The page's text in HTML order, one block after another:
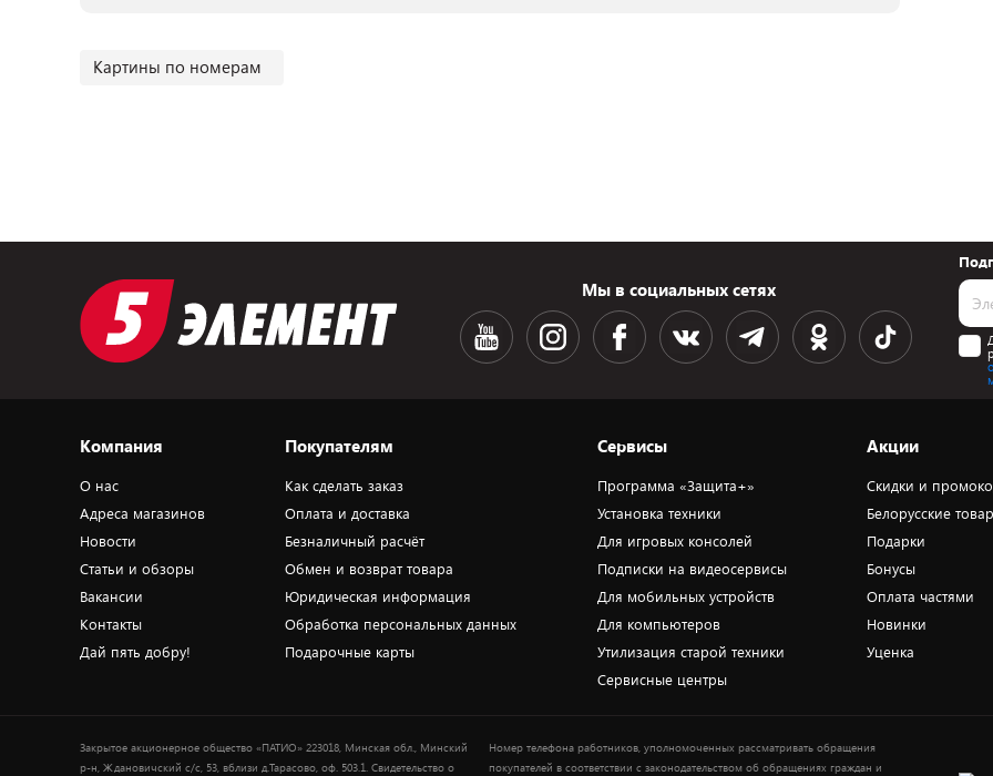
Картины по номерам
Мы в социальных сетях
Компания
О нас
Адреса магазинов
Новости
Статьи и обзоры
Вакансии
Контакты
Дай пять добру!
Покупателям
Как сделать заказ
Оплата и доставка
Безналичный расчёт
Обмен и возврат товара
Юридическая информация
Обработка персональных данных
Подарочные карты
Сервисы
Программа «Защита+»
Установка техники
Для игровых консолей
Подписки на видеосервисы
Для мобильных устройств
Для компьютеров
Утилизация старой техники
Сервисные центры
Акции
Скидки и
Белорусские
Подарки
Бонусы
Оплата частями
Новинки
Уценка
Закрытое акционерное общество «ПАТИО» 223018, Минская обл., Минский
р-н, Ждановичский с/с, 53, вблизи д.Тарасово, оф. 503.1. Свидетельство о
Номер телефона работников, уполномоченных рассматривать обращения
покупателей в соответствии с законодательством об обращениях граждан и